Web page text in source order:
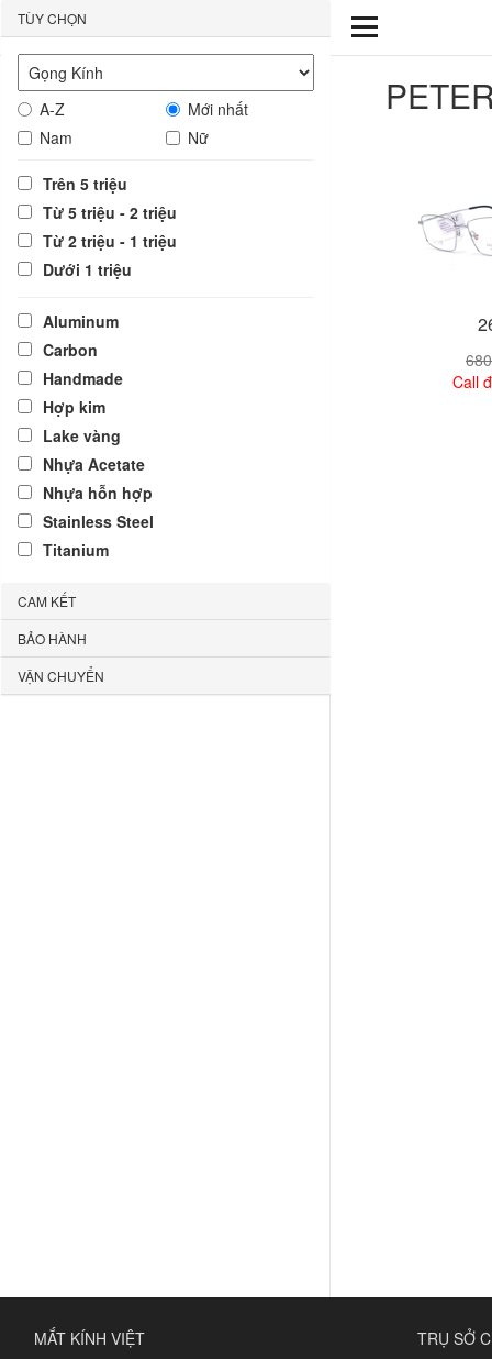
TÙY CHỌN
A-Z
Mới nhất
Nam
Nữ
Trên 5 triệu
Từ 5 triệu - 2 triệu
Từ 2 triệu - 1 triệu
Dưới 1 triệu
Aluminum
Carbon
Handmade
Hợp kim
Lake vàng
Nhựa Acetate
Nhựa hỗn hợp
Stainless Steel
Titanium
CAM KẾT
BẢO HÀNH
VẬN CHUYỂN
Call
MẮT KÍNH VIỆT TRỤ SỞ